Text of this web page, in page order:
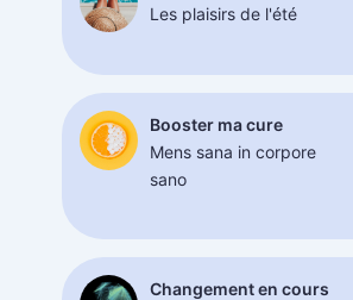
Les plaisirs de l'été
Booster ma cure
Mens sana in corpore
sano
Changement en cours